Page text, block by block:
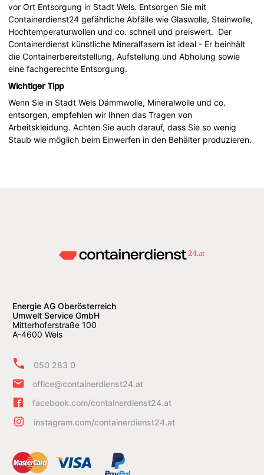
vor Ort Entsorgung in Stadt Wels. Entsorgen Sie mit
Containerdienst24 gefährliche Abfälle wie Glaswolle, Steinwolle,
Hochtemperaturwollen und co. schnell und preiswert. Der
Containerdienst künstliche Mineralfasern ist ideal - Er beinhält
die Containerbereitstellung, Aufstellung und Abholung sowie
eine fachgerechte Entsorgung.
Wichtiger Tipp
Wenn Sie in Stadt Wels Dämmwolle, Mineralwolle und co.
entsorgen, empfehlen wir Ihnen das Tragen von
Arbeitskleidung. Achten Sie auch darauf, dass Sie so wenig
Staub wie möglich beim Einwerfen in den Behälter produzieren.
Energie AG Oberösterreich
Umwelt Service GmbH
Mitterhoferstraße 100
A-4600 Wels
050 283 0
office@containerdienst24.at
facebook.com/containerdienst24.at
instagram.com/containerdienst24.at